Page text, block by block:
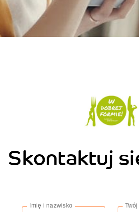
Skontaktuj
Imię i nazwisko Twój